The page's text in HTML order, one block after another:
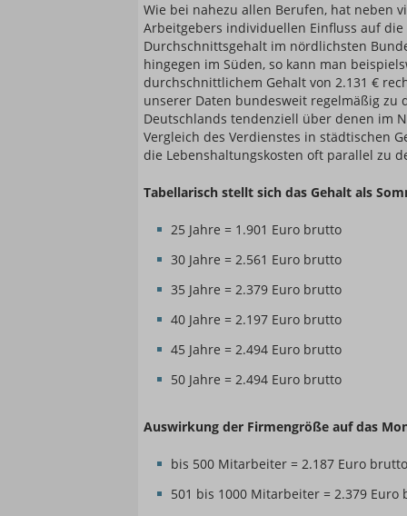
Wie bei nahezu allen Berufen, hat neben
Arbeitgebers individuellen Einfluss auf
Durchschnittsgehalt im nördlichsten
hingegen im Süden, so kann man
durchschnittlichem Gehalt von 2.131 €
unserer Daten bundesweit regelmäßig zu
Deutschlands tendenziell über denen im
Vergleich des Verdienstes in städtischen
die Lebenshaltungskosten oft parallel zu
Tabellarisch stellt sich das Gehalt als
25 Jahre = 1.901 Euro brutto
30 Jahre = 2.561 Euro brutto
35 Jahre = 2.379 Euro brutto
40 Jahre = 2.197 Euro brutto
45 Jahre = 2.494 Euro brutto
50 Jahre = 2.494 Euro brutto
Auswirkung der Firmengröße auf das
bis 500 Mitarbeiter = 2.187 Euro brutto
501 bis 1000 Mitarbeiter = 2.379 Euro